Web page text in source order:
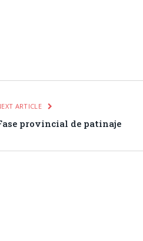
ARTICLE
provincial de patinaje